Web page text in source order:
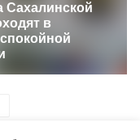
Сахалинской
в